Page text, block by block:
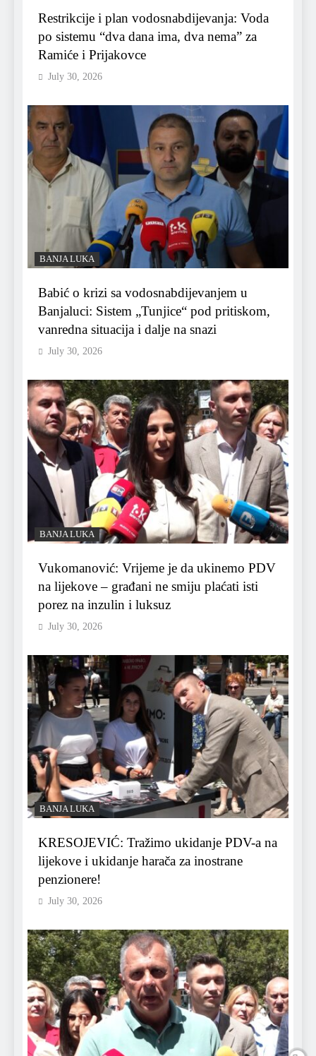
Restrikcije i plan vodosnabdijevanja: Voda
po sistemu “dva dana ima, dva nema” za
Ramiće i Prijakovce
July 30, 2026
BANJA LUKA
Babić o krizi sa vodosnabdijevanjem u
Banjaluci: Sistem „Tunjice“ pod pritiskom,
vanredna situacija i dalje na snazi
July 30, 2026
BANJA LUKA
Vukomanović: Vrijeme je da ukinemo PDV
na lijekove – građani ne smiju plaćati isti
porez na inzulin i luksuz
July 30, 2026
BANJA LUKA
KRESOJEVIĆ: Tražimo ukidanje PDV-a na
lijekove i ukidanje harača za inostrane
penzionere!
July 30, 2026